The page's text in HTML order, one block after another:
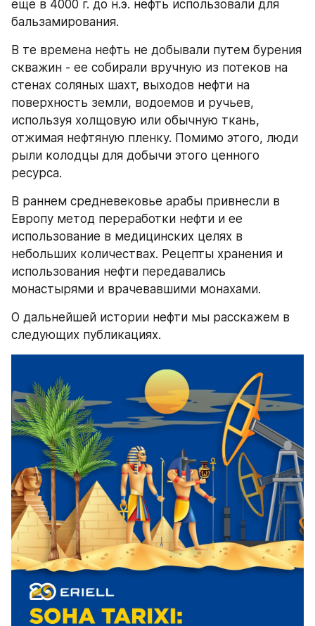
еще в 4000 г. до н.э. нефть использовали для
бальзамирования.
В те времена нефть не добывали путем бурения
скважин - ее собирали вручную из потеков на
стенах соляных шахт, выходов нефти на
поверхность земли, водоемов и ручьев,
используя холщовую или обычную ткань,
отжимая нефтяную пленку. Помимо этого, люди
рыли колодцы для добычи этого ценного
ресурса.
В раннем средневековье арабы привнесли в
Европу метод переработки нефти и ее
использование в медицинских целях в
небольших количествах. Рецепты хранения и
использования нефти передавались
монастырями и врачевавшими монахами.
О дальнейшей истории нефти мы расскажем в
следующих публикациях.